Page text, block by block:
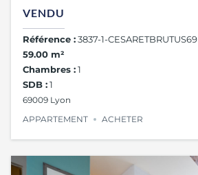
VENDU
Référence :3837-1-CESARETBRUTUS69
59.00 m²
Chambres :1
SDB :1
69009 Lyon
APPARTEMENT
ACHETER